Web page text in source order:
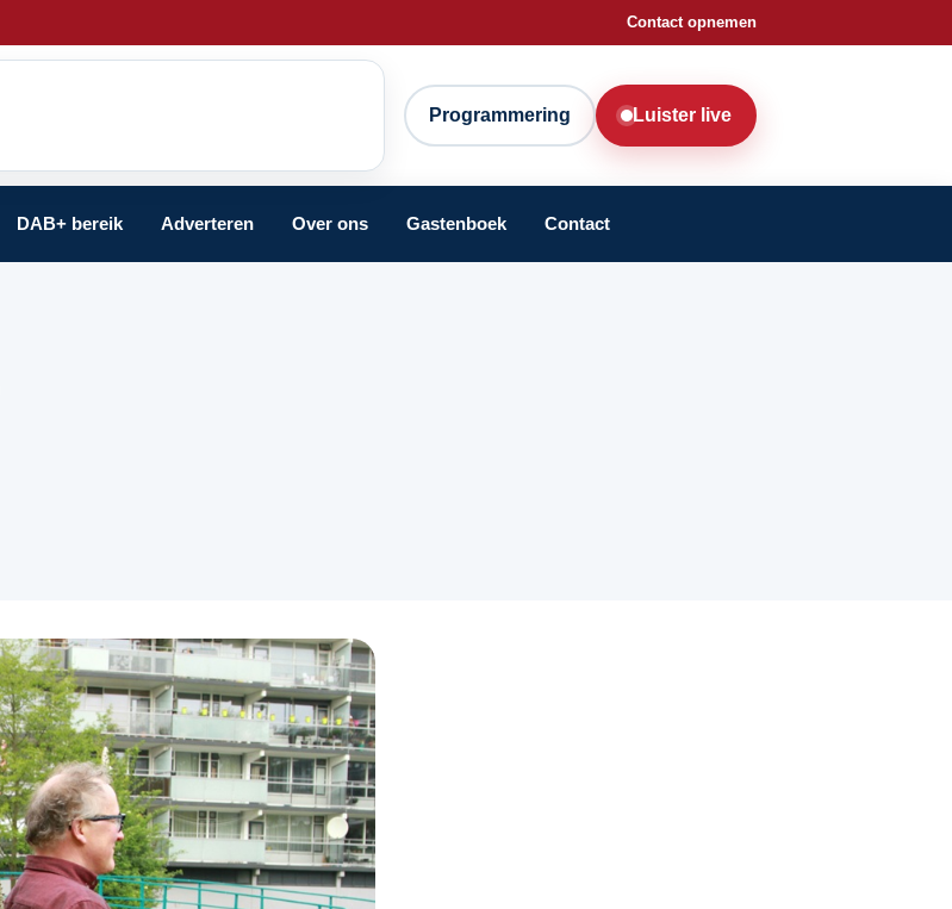
Contact opnemen
Programmering Luister live
DAB+ bereik Adverteren Over ons Gastenboek Contact